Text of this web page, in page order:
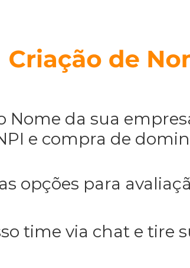
Nome da sua
e compra de
opções para
time via chat e tire